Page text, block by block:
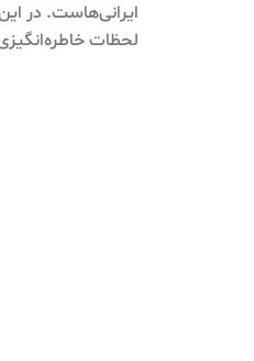
ایرانی‌هاست. در
لحظات خاطره‌انگیزی